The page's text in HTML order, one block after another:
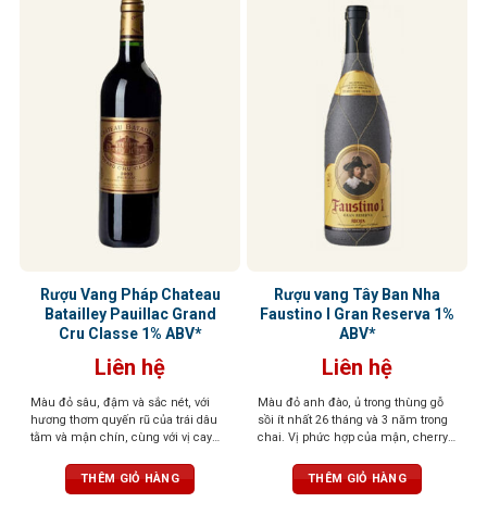
Rượu Vang Pháp Chateau
Batailley Pauillac Grand
Cru Classe 1% ABV*
Liên hệ
Màu đỏ sâu, đậm và sắc nét, với
hương thơm quyến rũ của trái dâu
tằm và mận chín, cùng với vị cay
điển đặc trưng của vang Batailley,
tannin độc đáo, mềm mại và êm ái
THÊM GIỎ HÀNG
Rượu vang Tây Ban Nha
Faustino I Gran Reserva 1%
ABV*
Liên hệ
Màu đỏ anh đào, ủ trong thùng gỗ
sồi ít nhất 26 tháng và 3 năm trong
chai. Vị phức hợp của mận, cherry,
hậu vị sâu lắngTHÊM GIỎ HÀNG